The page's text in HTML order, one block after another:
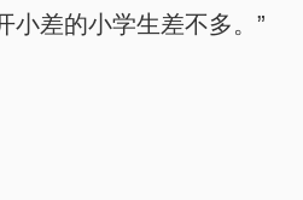
小差的小学生差不多。”